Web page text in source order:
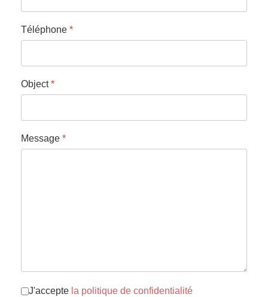
Téléphone *
Object*
Message *
J'accepte la politique de confidentialité